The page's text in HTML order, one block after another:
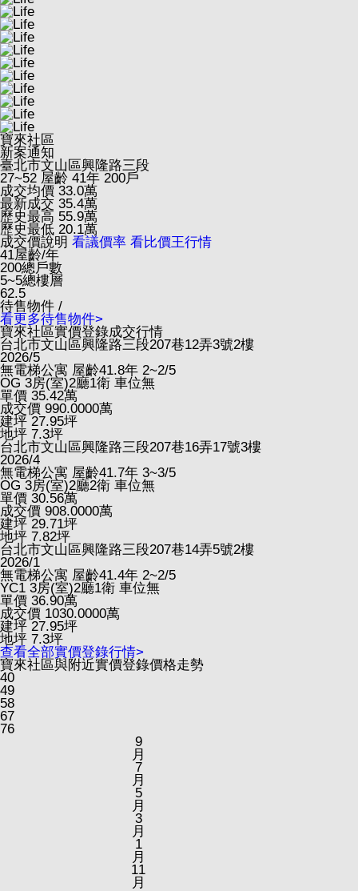
寶來社區
新案通知
臺北市文山區興隆路三段
27~52 屋齡 41年 200戶
成交均價 33.0萬
最新成交 35.4萬
歷史最高 55.9萬
歷史最低 20.1萬
成交價說明 看議價率 看比價王行情
41屋齡/年
200總戶數
5~5總樓層
62.5
待售物件 /
看更多待售物件>
寶來社區實價登錄成交行情
台北市文山區興隆路三段207巷12弄3號2樓
2026/5
無電梯公寓 屋齡41.8年 2~2/5
OG 3房(室)2廳1衛 車位無
單價 35.42萬
成交價 990.0000萬
建坪 27.95坪
地坪 7.3坪
台北市文山區興隆路三段207巷16弄17號3樓
2026/4
無電梯公寓 屋齡41.7年 3~3/5
OG 3房(室)2廳2衛 車位無
單價 30.56萬
成交價 908.0000萬
建坪 29.71坪
地坪 7.82坪
台北市文山區興隆路三段207巷14弄5號2樓
2026/1
無電梯公寓 屋齡41.4年 2~2/5
YC1 3房(室)2廳1衛 車位無
單價 36.90萬
成交價 1030.0000萬
建坪 27.95坪
地坪 7.3坪
查看全部實價登錄行情>
寶來社區與附近實價登錄價格走勢
40
49
58
67
76
9
月
7
月
5
月
3
月
1
月
11
月